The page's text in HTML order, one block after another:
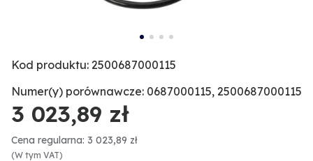
Kod produktu: 2500687000115
Numer(y) porównawcze: 0687000115, 2500687000115
3 023,89 zł
Cena regularna: 3 023,89 zł
(W tym VAT)